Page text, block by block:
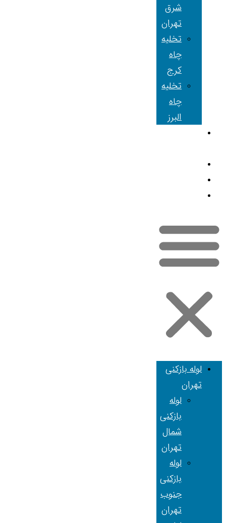
شرق
تهران
تخلیه
چاه
کرج
تخلیه
چاه
البرز
لوله بازکنی
تهران
لوله
بازکنی
شمال
تهران
لوله
بازکنی
جنوب
تهران